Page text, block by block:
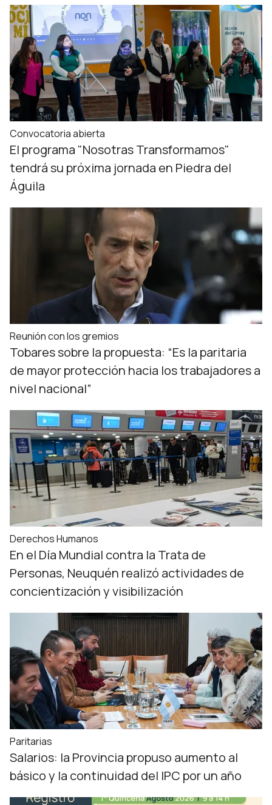
Convocatoria abierta
El programa "Nosotras Transformamos"
tendrá su próxima jornada en Piedra del
Águila
Reunión con los gremios
Tobares sobre la propuesta: “Es la paritaria
de mayor protección hacia los trabajadores a
nivel nacional”
Derechos Humanos
En el Día Mundial contra la Trata de
Personas, Neuquén realizó actividades de
concientización y visibilización
Paritarias
Salarios: la Provincia propuso aumento al
básico y la continuidad del IPC por un año